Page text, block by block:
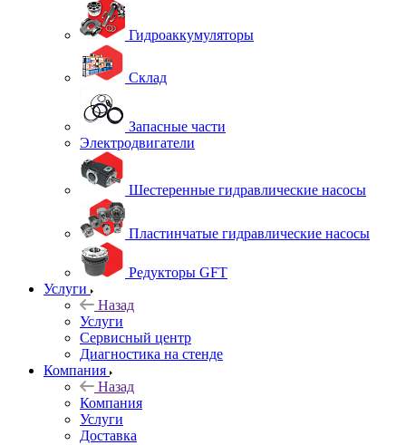
Гидроаккумуляторы
Склад
Запасные части
Электродвигатели
Шестеренные гидравлические насосы
Пластинчатые гидравлические насосы
Редукторы GFT
Услуги
Назад
Услуги
Сервисный центр
Диагностика на стенде
Компания
Назад
Компания
Услуги
Доставка